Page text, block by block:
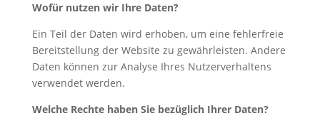
Wofür nutzen wir Ihre Daten?
Ein Teil der Daten wird erhoben, um eine fehlerfreie
Bereitstellung der Website zu gewährleisten. Andere
Daten können zur Analyse Ihres Nutzerverhaltens
verwendet werden.
Welche Rechte haben Sie bezüglich Ihrer Daten?